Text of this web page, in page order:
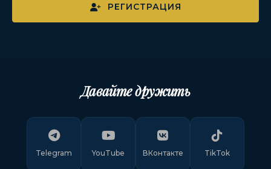
РЕГИСТРАЦИЯ
Давайте дружить
Telegram YouTube ВКонтакте TikTok